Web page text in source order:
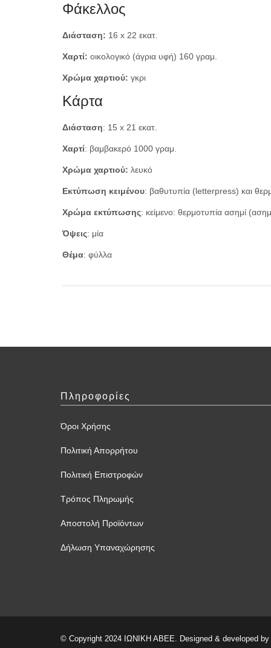
Φάκελλος
Διάσταση: 16 x 22 εκατ.
Χαρτί: οικολογικό (άγρια υφή) 160 γραμ.
Χρώμα χαρτιού: γκρι
Κάρτα
Διάσταση: 15 x 21 εκατ.
Χαρτί: βαμβακερό 1000 γραμ.
Χρώμα χαρτιού: λευκό
Εκτύπωση κειμένου: βαθυτυπία (letterpress) και
Χρώμα εκτύπωσης: κείμενο: θερμοτυπία ασημί
Όψεις: μία
Θέμα: φύλλα
Πληροφορίες
Όροι Χρήσης
Πολιτική Απορρήτου
Πολιτική Επιστροφών
Τρόπος Πληρωμής
Αποστολή Προϊόντων
Δήλωση Υπαναχώρησης
© Copyright 2024 ΙΩΝΙΚΗ ΑΒΕΕ. Designed & developed by